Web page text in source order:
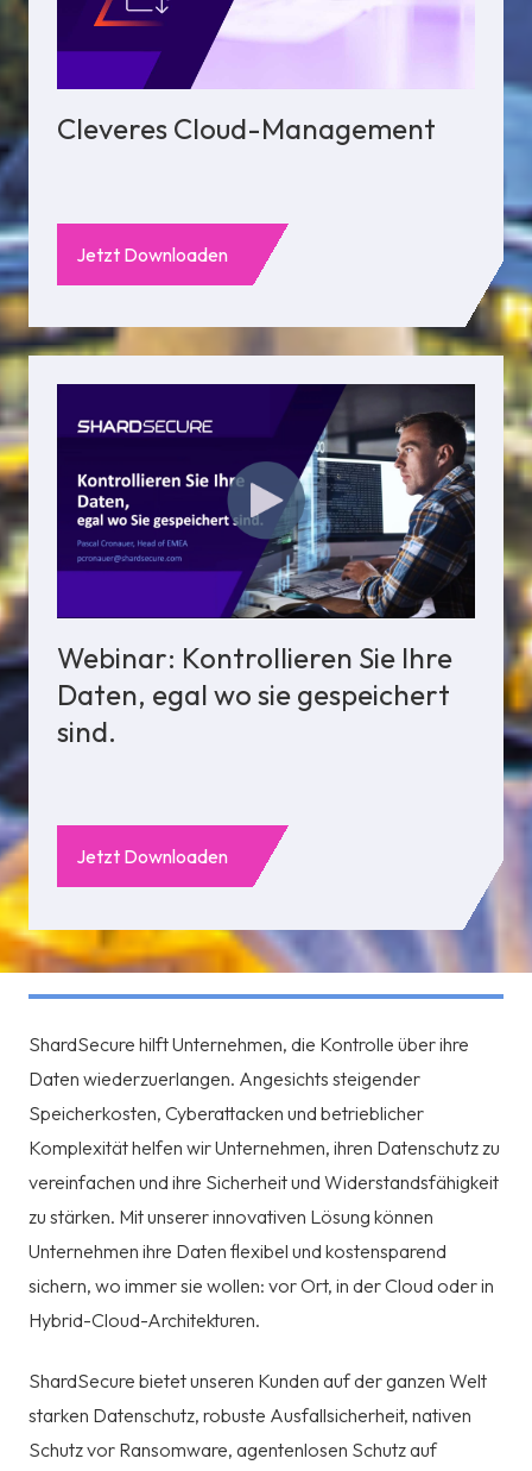
Cleveres Cloud-Management
Jetzt Downloaden
Webinar: Kontrollieren Sie Ihre
Daten, egal wo sie gespeichert
sind.
Jetzt Downloaden
ShardSecure hilft Unternehmen, die Kontrolle über ihre
Daten wiederzuerlangen. Angesichts steigender
Speicherkosten, Cyberattacken und betrieblicher
Komplexität helfen wir Unternehmen, ihren Datenschutz zu
vereinfachen und ihre Sicherheit und Widerstandsfähigkeit
zu stärken. Mit unserer innovativen Lösung können
Unternehmen ihre Daten flexibel und kostensparend
sichern, wo immer sie wollen: vor Ort, in der Cloud oder in
Hybrid-Cloud-Architekturen.
ShardSecure bietet unseren Kunden auf der ganzen Welt
starken Datenschutz, robuste Ausfallsicherheit, nativen
Schutz vor Ransomware, agentenlosen Schutz auf